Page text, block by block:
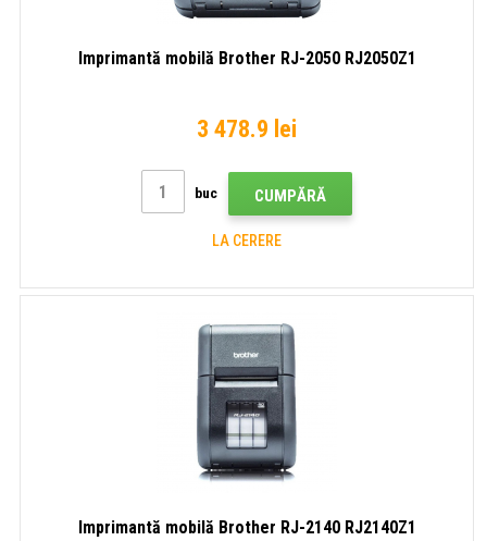
Imprimantă mobilă Brother RJ-2050 RJ2050Z1
3 478.9 lei
buc CUMPĂRĂ
LA CERERE
Imprimantă mobilă Brother RJ-2140 RJ2140Z1